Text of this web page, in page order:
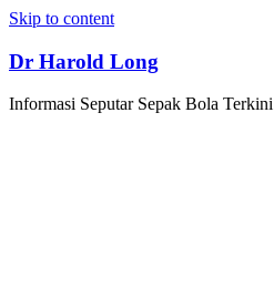
Skip to content
Dr Harold Long
Informasi Seputar Sepak Bola Terkini